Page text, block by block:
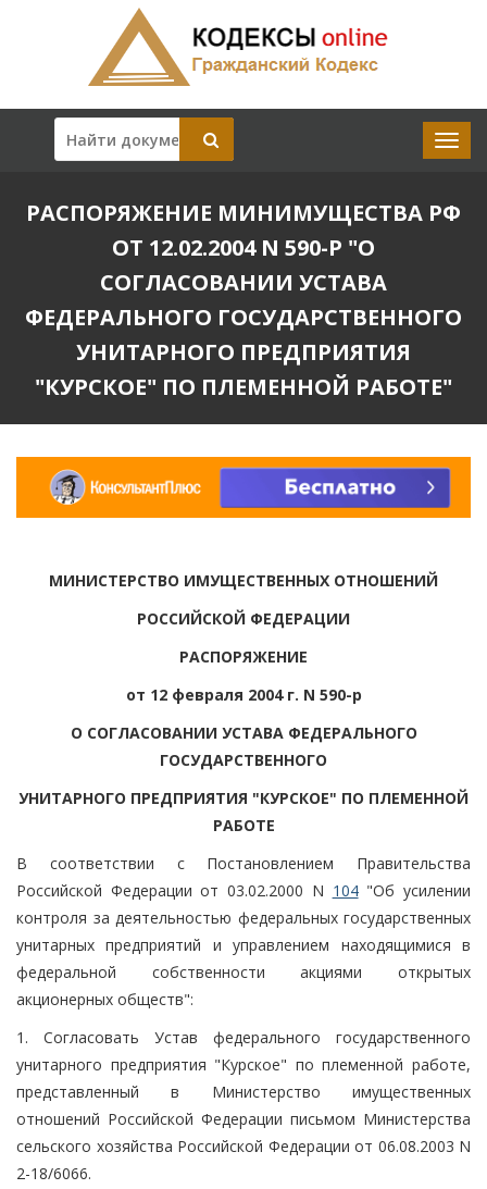
РАСПОРЯЖЕНИЕ МИНИМУЩЕСТВА РФ
ОТ 12.02.2004 N 590-Р "О
СОГЛАСОВАНИИ УСТАВА
ФЕДЕРАЛЬНОГО ГОСУДАРСТВЕННОГО
УНИТАРНОГО ПРЕДПРИЯТИЯ
"КУРСКОЕ" ПО ПЛЕМЕННОЙ РАБОТЕ"
МИНИСТЕРСТВО ИМУЩЕСТВЕННЫХ ОТНОШЕНИЙ
РОССИЙСКОЙ ФЕДЕРАЦИИ
РАСПОРЯЖЕНИЕ
от 12 февраля 2004 г. N 590-р
О СОГЛАСОВАНИИ УСТАВА ФЕДЕРАЛЬНОГО
ГОСУДАРСТВЕННОГО
УНИТАРНОГО ПРЕДПРИЯТИЯ "КУРСКОЕ" ПО ПЛЕМЕННОЙ
РАБОТЕ
В соответствии с Постановлением Правительства
Российской Федерации от 03.02.2000 N 104"Об усилении
контроля за деятельностью федеральных государственных
унитарных предприятий и управлением находящимися в
федеральной собственности акциями открытых
акционерных обществ":
1. Согласовать Устав федерального государственного
унитарного предприятия "Курское" по племенной работе,
представленный в Министерство имущественных
отношений Российской Федерации письмом Министерства
сельского хозяйства Российской Федерации от 06.08.2003 N
2-18/6066.